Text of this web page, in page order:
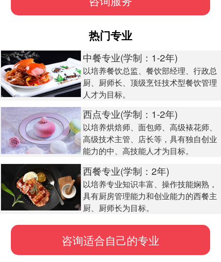
热门专业
中餐专业(学制：1-2年)
以培养餐饮总监、餐饮部经理、行政总
厨、厨师长、顶级烹饪技术型餐饮管理
人才为目标。
西点专业(学制：1-2年)
以培养烘焙师、面包师、高级裱花师、
高级技术主管、店长等，具有独自创业
能力的中、高技能人才为目标。
西餐专业(学制：2年)
以培养专业知识丰富、操作技能娴熟，
具有厨房管理能力和创业能力的西餐主
厨、厨师长为目标。
咨询适合自己的专业